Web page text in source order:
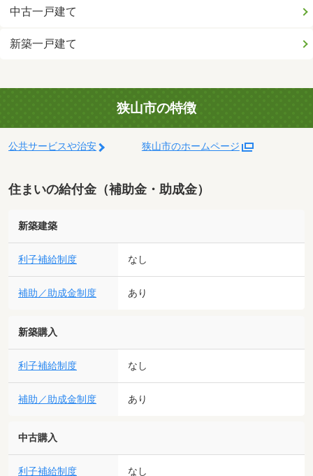
中古一戸建て
新築一戸建て
狭山市の特徴
公共サービスや治安 狭山市のホームページ
住まいの給付金（補助金・助成金）
新築建築
利子補給制度 なし
補助／助成金制度 あり
新築購入
利子補給制度 なし
補助／助成金制度 あり
中古購入
利子補給制度 なし